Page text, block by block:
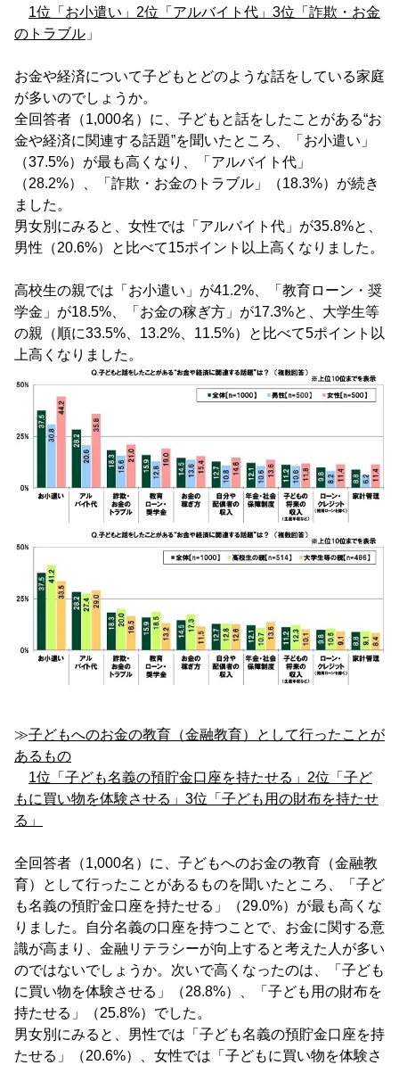
1位「お小遣い」2位「アルバイト代」3位「詐欺・お金
のトラブル 」
お金や経済について子どもとどのような話をしている家庭
が多いのでしょうか。
全回答者（1,000名）に、子どもと話をしたことがある“お
金や経済に関連する話題”を聞いたところ、「お小遣い」
（37.5%）が最も高くなり、「アルバイト代」
（28.2%）、「詐欺・お金のトラブル」（18.3%）が続き
ました。
男女別にみると、女性では「アルバイト代」が35.8%と、
男性（20.6%）と比べて15ポイント以上高くなりました。
高校生の親では「お小遣い」が41.2%、「教育ローン・奨
学金」が18.5%、「お金の稼ぎ方」が17.3%と、大学生等
の親（順に33.5%、13.2%、11.5%）と比べて5ポイント以
上高くなりました。
≫子どもへのお金の教育（金融教育）として行ったことが
あるもの
1位「子ども名義の預貯金口座を持たせる」2位「子ど
もに買い物を体験させる」3位「子ども用の財布を持たせ
る」
全回答者（1,000名）に、子どもへのお金の教育（金融教
育）として行ったことがあるものを聞いたところ、「子ど
も名義の預貯金口座を持たせる」（29.0%）が最も高くな
りました。自分名義の口座を持つことで、お金に関する意
識が高まり、金融リテラシーが向上すると考えた人が多い
のではないでしょうか。次いで高くなったのは、「子ども
に買い物を体験させる」（28.8%）、「子ども用の財布を
持たせる」（25.8%）でした。
男女別にみると、男性では「子ども名義の預貯金口座を持
たせる」（20.6%）、女性では「子どもに買い物を体験さ